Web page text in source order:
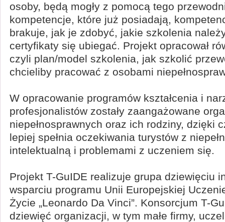
osoby, będą mogły z pomocą tego
kompetencje, które już posiadają,
brakuje, jak je zdobyć, jakie szkolenia
certyfikaty się ubiegać. Projekt opracował
czyli plan/model szkolenia, jak szkolić
chcieliby pracować z osobami
W opracowanie programów kształcenia i
profesjonalistów zostały zaangażowane
niepełnosprawnych oraz ich rodziny, dzięki
lepiej spełnia oczekiwania turystów z
intelektualną i problemami z uczeniem
Projekt T-GuIDE realizuje grupa dziewięciu
wsparciu programu Unii Europejskiej
Życie „Leonardo Da Vinci”. Konsorcjum T-
dziewięć organizacji, w tym małe firmy,